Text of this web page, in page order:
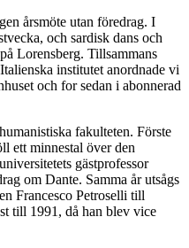
årsmöte utan föredrag. I
och sardisk dans och
Lorensberg. Tillsammans
institutet anordnade vi
och for sedan i abonnerad
fakulteten. Förste
ett minnestal över den
gästprofessor
om Dante. Samma år utsågs
Francesco Petroselli till
till 1991, då han blev vice